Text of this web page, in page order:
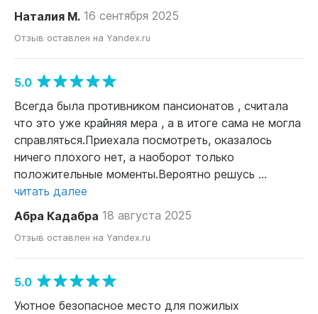
Наталия М. 16 сентября 2025
Отзыв оставлен на Yandex.ru
5.0
Всегда была противником пансионатов , считала
что это уже крайняя мера , а в итоге сама не могла
справляться.Приехала посмотреть, оказалось
ничего плохого нет, а наоборот только
положительные моменты.Вероятно решусь ...
читать далее
Абра Кадабра 18 августа 2025
Отзыв оставлен на Yandex.ru
5.0
Уютное безопасное место для пожилых